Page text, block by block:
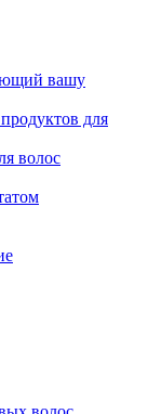
вашу
для
волос